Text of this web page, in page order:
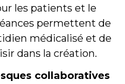
les patients et le
permettent de
médicalisé et de
dans la création.
collaboratives